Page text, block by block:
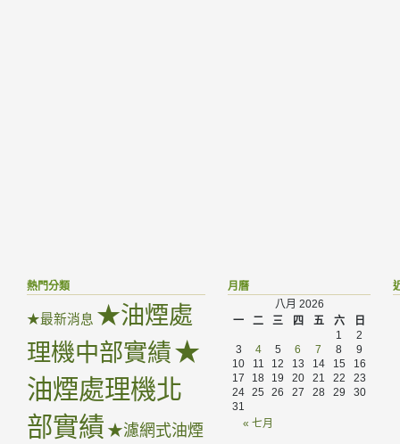
熱門分類
★最新消息 ★油煙處
理機中部實績★
油煙處理機北
部實績 ★濾網式油煙
月曆
八月 2026
一
二 三 四 五 六 日
« 七月
1
2
3
4 5 6 7 8
9
10
11 12 13 14 15
16
17
18 19 20 21 22
23
24 25 26 27 28 29
30
31